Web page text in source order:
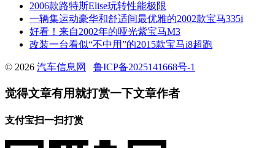
2006款路特斯Elise玩转性能极限
一辆集运动豪华和舒适间最优雅的2002款宝马335i
好看！来自2002年的哑光紫宝马M3
改装一台看似“不中用”的2015款宝马i8超跑
© 2026 汽车信息网 鲁ICP备2025141668号-1
觉得文章有用就打赏一下文章作者
支付宝扫一扫打赏